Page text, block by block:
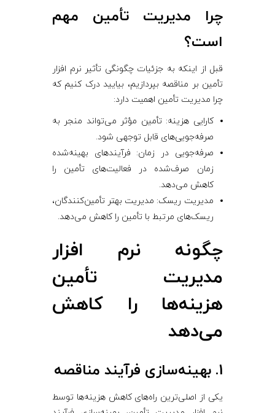
چرا مدیریت تأمین مهم
است؟
قبل از اینکه به جزئیات چگونگی تأثیر نرم ‌افزار
تأمین بر مناقصه بپردازیم، بیایید درک کنیم که
چرا مدیریت تأمین اهمیت دارد:
کارایی هزینه: تأمین مؤثر می‌تواند منجر به
صرفه‌جویی‌های قابل توجهی شود.
صرفه‌جویی در زمان: فرآیندهای بهینه‌شده
زمان صرف‌شده در فعالیت‌های تأمین را
کاهش می‌دهد.
مدیریت ریسک: مدیریت بهتر تأمین‌کنندگان،
ریسک‌های مرتبط با تأمین را کاهش می‌دهد.
چگونه نرم ‌افزار
مدیریت تأمین
هزینه‌ها را کاهش
می‌دهد
1. بهینه‌سازی فرآیند مناقصه
یکی از اصلی‌ترین راه‌های کاهش هزینه‌ها توسط